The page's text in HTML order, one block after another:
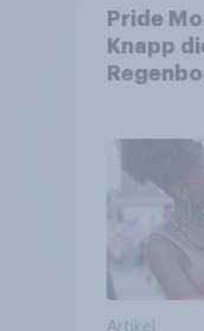
Pride
Knapp